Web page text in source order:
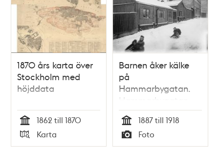
1870 års karta över
Stockholm med
höjddata
Tid
1862 till 1870
Typ
Karta
Barnen åker kälke
på
Hammarbygatan.
Hammarbygatan
österut vid nr 11, nu
Bohusgatan 29
Tid
1887 till 1918
Typ
Foto